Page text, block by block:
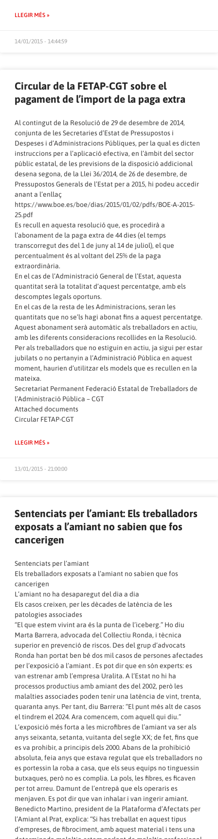
LLEGIR MÉS »
14/01/2015 - 14:44:59
Circular de la FETAP-CGT sobre el
pagament de l’import de la paga extra
Al contingut de la Resolució de 29 de desembre de 2014,
conjunta de les Secretaries d’Estat de Pressupostos i
Despeses i d’Administracions Públiques, per la qual es dicten
instruccions per a l’aplicació efectiva, en l’àmbit del sector
públic estatal, de les previsions de la disposició addicional
desena segona, de la Llei 36/2014, de 26 de desembre, de
Pressupostos Generals de l’Estat per a 2015, hi podeu accedir
anant a l’enllaç
https://www.boe.es/boe/dias/2015/01/02/pdfs/BOE-A-2015-
25.pdf
Es recull en aquesta resolució que, es procedirà a
l’abonament de la paga extra de 44 dies (el temps
transcorregut des del 1 de juny al 14 de juliol), el que
percentualment és al voltant del 25% de la paga
extraordinària.
En el cas de l’Administració General de l’Estat, aquesta
quantitat serà la totalitat d’aquest percentatge, amb els
descomptes legals oportuns.
En el cas de la resta de les Administracions, seran les
quantitats que no se’ls hagi abonat fins a aquest percentatge.
Aquest abonament serà automàtic als treballadors en actiu,
amb les diferents consideracions recollides en la Resolució.
Per als treballadors que no estiguin en actiu, ja sigui per estar
jubilats o no pertanyin a l’Administració Pública en aquest
moment, haurien d’utilitzar els models que es recullen en la
mateixa.
Secretariat Permanent Federació Estatal de Treballadors de
l’Administració Pública – CGT
Attached documents
Circular FETAP-CGT
LLEGIR MÉS »
13/01/2015 - 21:00:00
Sentenciats per l’amiant: Els treballadors
exposats a l’amiant no sabien que fos
cancerigen
Sentenciats per l’amiant
Els treballadors exposats a l’amiant no sabien que fos
cancerigen
L’amiant no ha desaparegut del dia a dia
Els casos creixen, per les dècades de latència de les
patologies associades
“El que estem vivint ara és la punta de l’iceberg.” Ho diu
Marta Barrera, advocada del Col·lectiu Ronda, i tècnica
superior en prevenció de riscos. Des del grup d’advocats
Ronda han portat ben bé dos mil casos de persones afectades
per l’exposició a l’amiant . Es pot dir que en són experts: es
van estrenar amb l’empresa Uralita. A l’Estat no hi ha
processos productius amb amiant des del 2002, però les
malalties associades poden tenir una latència de vint, trenta,
quaranta anys. Per tant, diu Barrera: “El punt més alt de casos
el tindrem el 2024. Ara comencem, com aquell qui diu.”
L’exposició més forta a les microfibres de l’amiant va ser als
anys seixanta, setanta, vuitanta del segle XX; de fet, fins que
es va prohibir, a principis dels 2000. Abans de la prohibició
absoluta, feia anys que estava regulat que els treballadors no
es portessin la roba a casa, que els seus equips no tinguessin
butxaques, però no es complia. La pols, les fibres, es ficaven
per tot arreu. Damunt de l’entrepà que els operaris es
menjaven. Es pot dir que van inhalar i van ingerir amiant.
Benedicto Martino, president de la Plataforma d’Afectats per
l’Amiant al Prat, explica: “Si has treballat en aquest tipus
d’empreses, de fibrociment, amb aquest material i tens una